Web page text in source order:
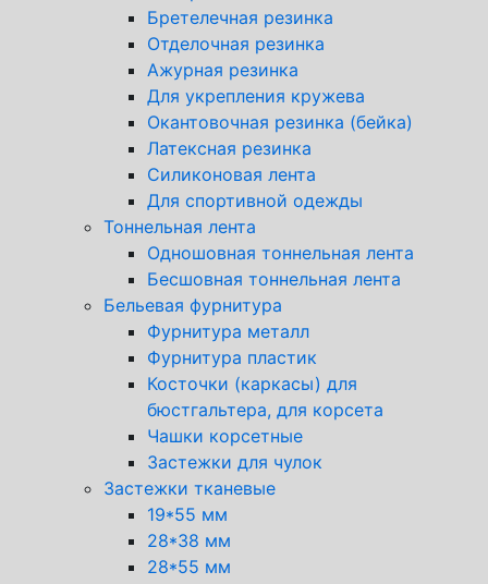
Бретелечная резинка
Отделочная резинка
Ажурная резинка
Для укрепления кружева
Окантовочная резинка (бейка)
Латексная резинка
Силиконовая лента
Для спортивной одежды
Тоннельная лента
Одношовная тоннельная лента
Бесшовная тоннельная лента
Бельевая фурнитура
Фурнитура металл
Фурнитура пластик
Косточки (каркасы) для
бюстгальтера, для корсета
Чашки корсетные
Застежки для чулок
Застежки тканевые
19*55 мм
28*38 мм
28*55 мм